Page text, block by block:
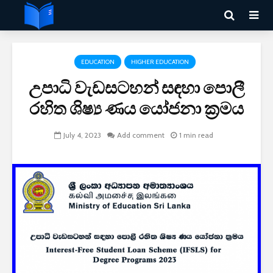
EDUCATION HIGHER EDUCATION
උපාධි වැඩසටහන් සඳහා පොලී
රහිත ශිෂ්‍ය ණය යෝජනා ක්‍රමය
July 4, 2023 Add comment 1 min read